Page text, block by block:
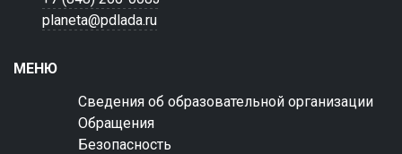
planeta@pdlada.ru
МЕНЮ
Сведения об образовательной организации
Обращения
Безопасность